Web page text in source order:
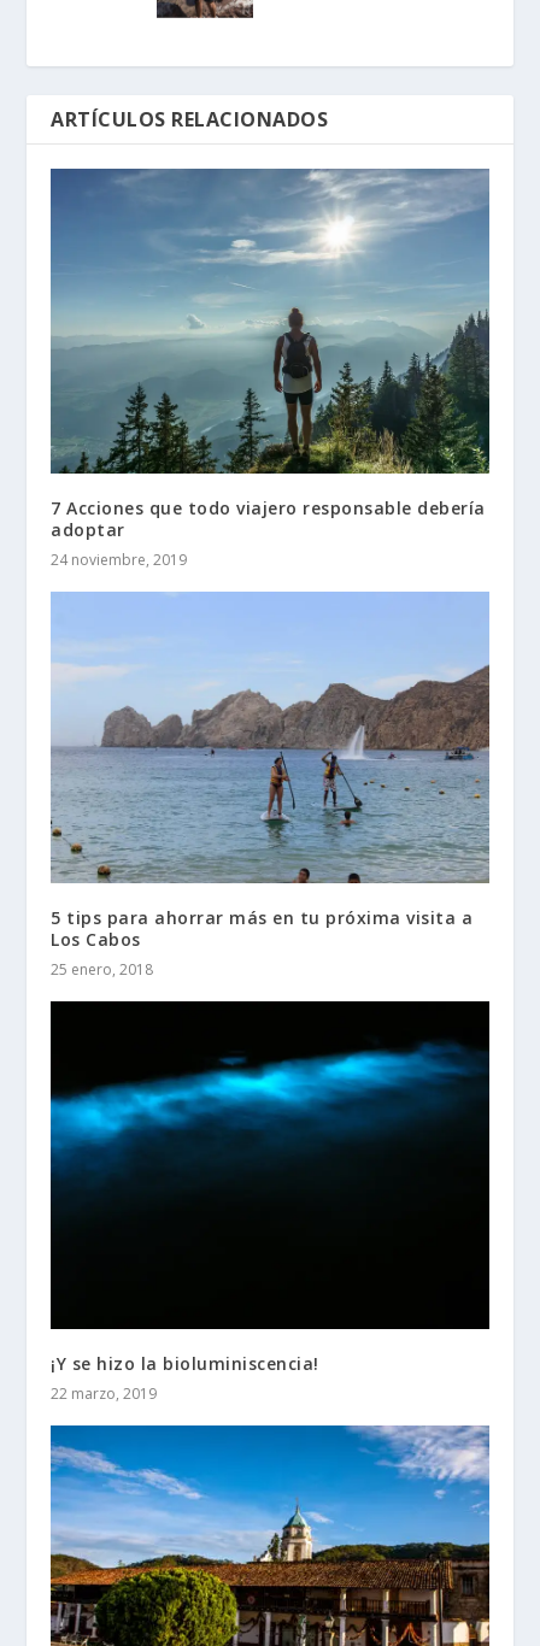
ARTÍCULOS RELACIONADOS
7 Acciones que todo viajero responsable debería
adoptar
24 noviembre, 2019
5 tips para ahorrar más en tu próxima visita a
Los Cabos
25 enero, 2018
¡Y se hizo la bioluminiscencia!
22 marzo, 2019